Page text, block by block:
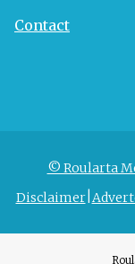
Contact
© Roularta
Disclaimer